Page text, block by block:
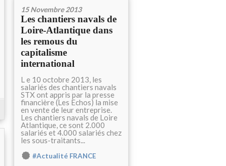
15 Novembre 2013
Les chantiers navals de
Loire-Atlantique dans
les remous du
capitalisme
international
L e 10 octobre 2013, les
salariés des chantiers navals
STX ont appris par la presse
financière (Les Echos) la mise
en vente de leur entreprise.
Les chantiers navals de Loire
Atlantique, ce sont 2.000
salariés et 4.000 salariés chez
les sous-traitants...
#Actualité FRANCE